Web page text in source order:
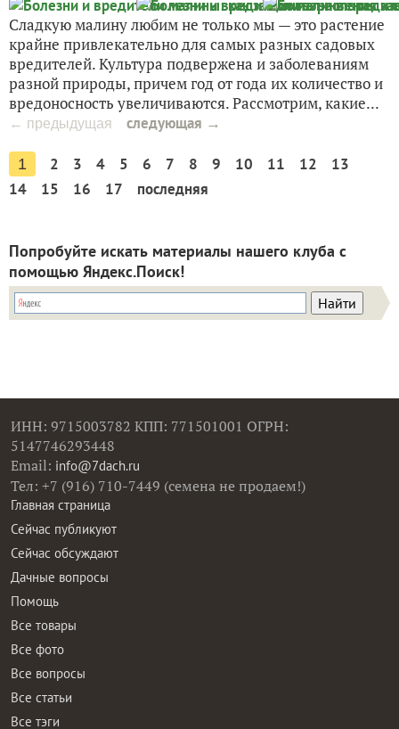
Сладкую малину любим не только мы — это растение
крайне привлекательно для самых разных садовых
вредителей. Культура подвержена и заболеваниям
разной природы, причем год от года их количество и
вредоносность увеличиваются. Рассмотрим, какие...
← предыдущая следующая →
1 2 3 4 5 6 7 8 9 10 11 12
13
14
15 16 17 последняя
Попробуйте искать материалы нашего клуба с
помощью Яндекс.Поиск!
ИНН: 9715003782 КПП: 771501001 ОГРН:
5147746293448
Email: info@7dach.ru
Тел: +7 (916) 710-7449 (семена не продаем!)
Главная страница
Сейчас публикуют
Сейчас обсуждают
Дачные вопросы
Помощь
Все товары
Все фото
Все вопросы
Все статьи
Все тэги